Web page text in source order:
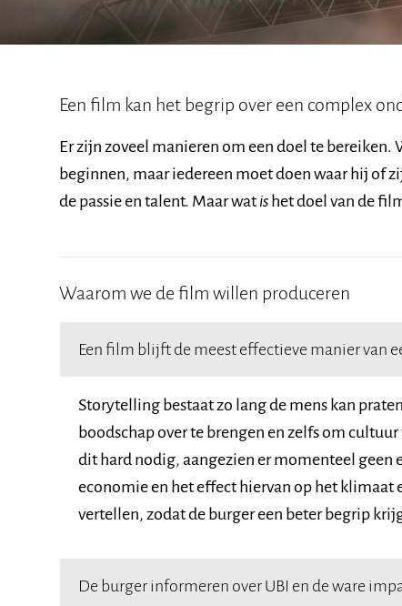
Een film kan het begrip over een complex
Er zijn zoveel manieren om een doel te
beginnen, maar iedereen moet doen waar hij of
de passie en talent. Maar wat is het doel van de
Waarom we de film willen produceren
Een film blijft de meest effectieve manier van
Storytelling bestaat zo lang de mens kan
boodschap over te brengen en zelfs om
dit hard nodig, aangezien er momenteel geen
economie en het effect hiervan op het
vertellen, zodat de burger een beter begrip
De burger informeren over UBI en de ware